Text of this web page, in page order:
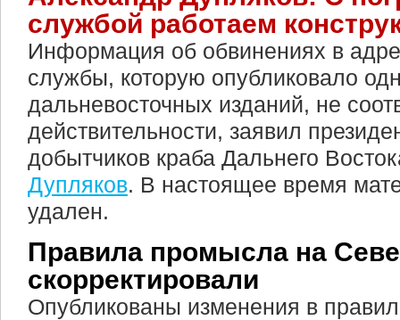
службой работаем
Информация об обвинениях в
службы, которую опубликовало
дальневосточных изданий, не
действительности, заявил
добытчиков краба Дальнего
Дупляков. В настоящее время
удален.
Правила промысла на
скорректировали
Опубликованы изменения в